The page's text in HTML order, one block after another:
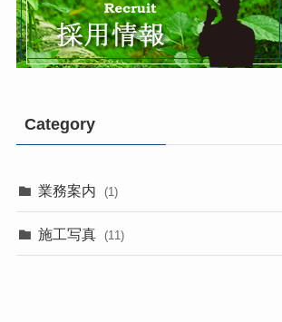
Category
業務案内 (1)
施工写真 (11)